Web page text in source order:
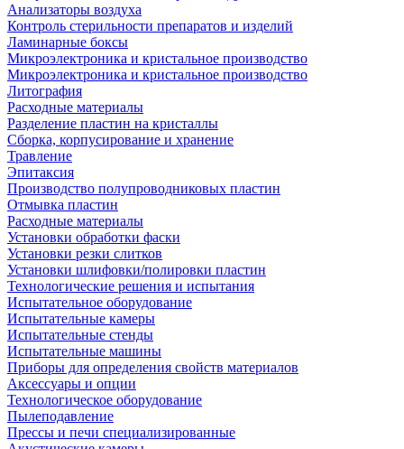
Анализаторы воздуха
Контроль стерильности препаратов и изделий
Ламинарные боксы
Микроэлектроника и кристальное производство
Микроэлектроника и кристальное производство
Литография
Расходные материалы
Разделение пластин на кристаллы
Сборка, корпусирование и хранение
Травление
Эпитаксия
Производство полупроводниковых пластин
Отмывка пластин
Расходные материалы
Установки обработки фаски
Установки резки слитков
Установки шлифовки/полировки пластин
Технологические решения и испытания
Испытательное оборудование
Испытательные камеры
Испытательные стенды
Испытательные машины
Приборы для определения свойств материалов
Аксессуары и опции
Технологическое оборудование
Пылеподавление
Прессы и печи специализированные